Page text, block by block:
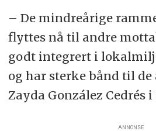
– De mindreårige
flyttes nå til andre
godt integrert i
og har sterke bånd til de
Zayda González Cedrés i
ANNONSE